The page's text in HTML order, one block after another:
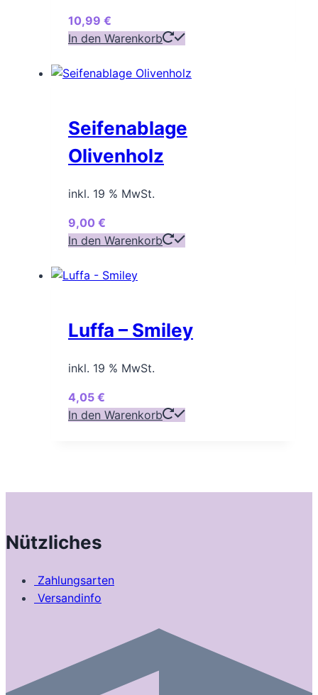
10,99 €
In den Warenkorb
Seifenablage
Olivenholz
inkl. 19 % MwSt.
9,00 €
In den Warenkorb
Luffa – Smiley
inkl. 19 % MwSt.
4,05 €
In den Warenkorb
Nützliches
Zahlungsarten
Versandinfo